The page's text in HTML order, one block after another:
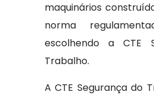
maquinários
norma
escolhendo a CTE
Trabalho.
A CTE Segurança do